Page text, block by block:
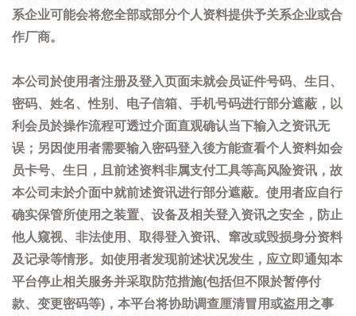
系企业可能会将您全部或部分个人资料提供予关系企业或合
作厂商。
本公司於使用者注册及登入页面未就会员证件号码、生日、
密码、姓名、性别、电子信箱、手机号码进行部分遮蔽，以
利会员於操作流程可透过介面直观确认当下输入之资讯无
误；另因使用者需要输入密码登入後方能查看个人资料如会
员卡号、生日，且前述资料非属支付工具等高风险资讯，故
本公司未於介面中就前述资讯进行部分遮蔽。使用者应自行
确实保管所使用之装置、设备及相关登入资讯之安全，防止
他人窥视、非法使用、取得登入资讯、窜改或毁损身分资料
及记录等情形。如使用者发现前述状况发生，应立即通知本
平台停止相关服务并采取防范措施(包括但不限於暂停付
款、变更密码等)，本平台将协助调查厘清冒用或盗用之事